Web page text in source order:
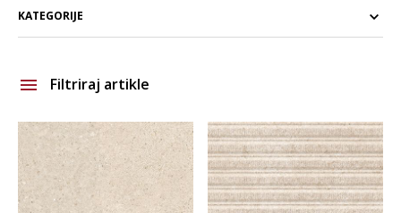
KATEGORIJE
Filtriraj artikle
Brand